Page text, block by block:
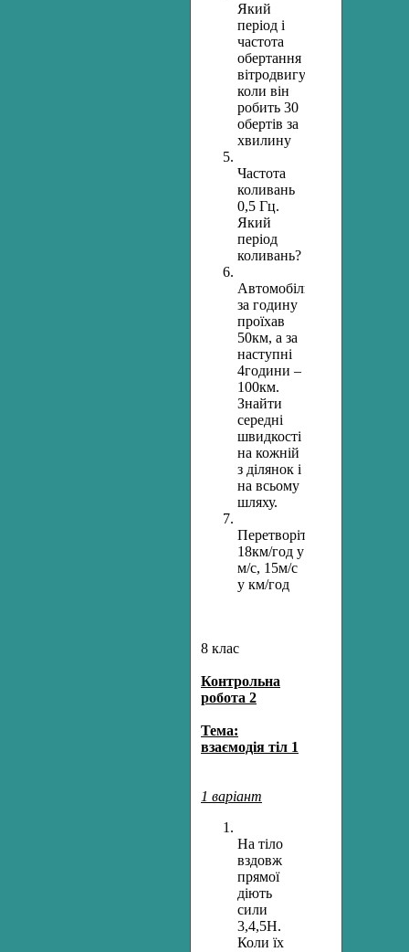
Який
період і
частота
обертання
вітродвигуна,
коли він
робить 30
обертів за
хвилину
Частота
коливань
0,5 Гц.
Який
період
коливань?
Автомобіль
за годину
проїхав
50км, а за
наступні
4години –
100км.
Знайти
середні
швидкості
на кожній
з ділянок і
на всьому
шляху.
Перетворіть
18км/год у
м/с, 15м/с
у км/год
8 клас
Контрольна
робота 2
Тема:
взаємодія тіл 1
1 варіант
На тіло
вздовж
прямої
діють
сили
3,4,5Н.
Коли їх